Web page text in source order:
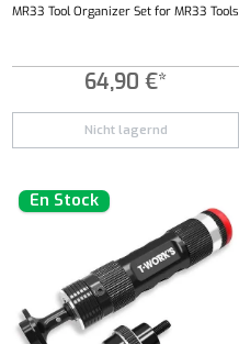
MR33 Tool Organizer Set for MR33 Tools
64,90 €*
Nicht lagernd
En Stock